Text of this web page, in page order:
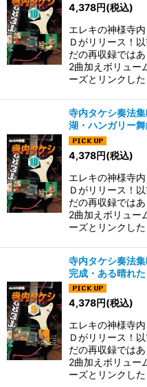
4,378円(税込)
エレキの神様寺
Ｄがリリース！
だの再収録では
2曲加えボリュー
ーズとリンクし
寺内タケシ奏法
湖・ハンガリー舞
4,378円(税込)
エレキの神様寺
Ｄがリリース！
だの再収録では
2曲加えボリュー
ーズとリンクし
寺内タケシ奏法
完成・ある晴れた
4,378円(税込)
エレキの神様寺
Ｄがリリース！
だの再収録では
2曲加えボリュー
ーズとリンクし